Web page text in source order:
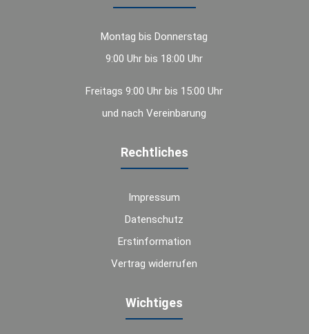
Montag bis Donnerstag
9:00 Uhr bis 18:00 Uhr
Freitags 9:00 Uhr bis 15:00 Uhr
und nach Vereinbarung
Rechtliches
Impressum
Datenschutz
Erstinformation
Vertrag widerrufen
Wichtiges